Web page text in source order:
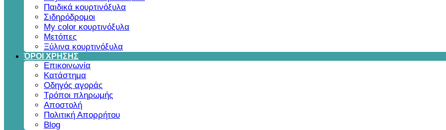
Παιδικά κουρτινόξυλα
Σιδηρόδρομοι
My color κουρτινόξυλα
Μετόπες
Ξύλινα κουρτινόξυλα
ΌΡΟΙ ΧΡΗΣΗΣ
Επικοινωνία
Κατάστημα
Οδηγός αγοράς
Τρόποι πληρωμής
Αποστολή
Πολιτική Απορρήτου
Blog